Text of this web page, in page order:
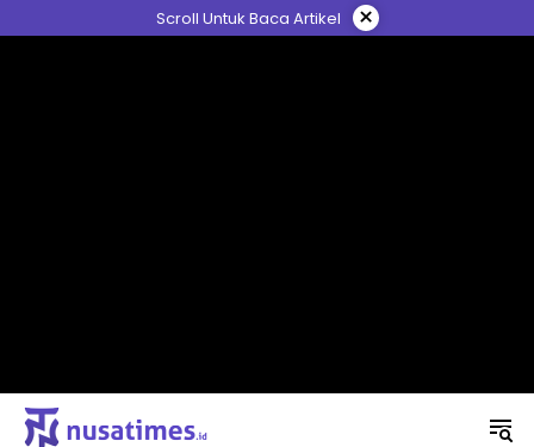
ke
Scroll Untuk Baca Artikel ×